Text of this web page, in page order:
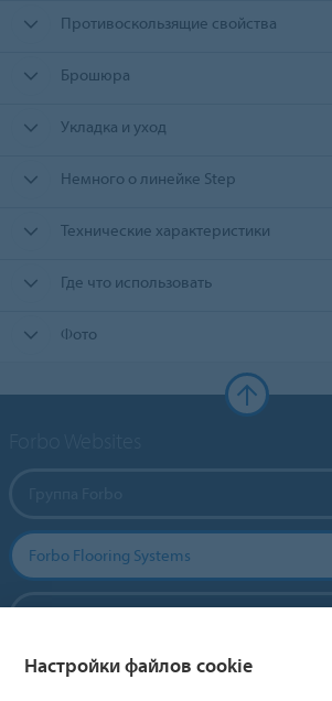
Противоскользящие свойства
Брошюра
Укладка и уход
Немного о линейке Step
Технические характеристики
Где что использовать
Фото
Forbo Flooring Systems
Настройки файлов cookie